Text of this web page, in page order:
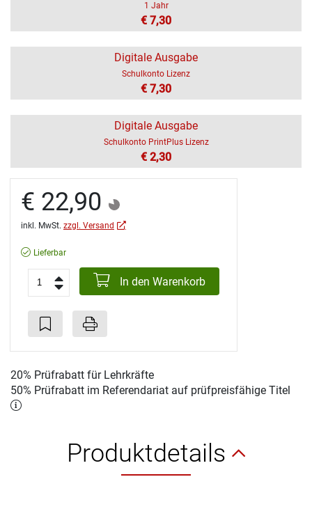
1 Jahr
€ 7,30
Digitale Ausgabe
Schulkonto Lizenz
€ 7,30
Digitale Ausgabe
Schulkonto PrintPlus Lizenz
€ 2,30
€ 22,90
inkl. MwSt. zzgl. Versand
Lieferbar
In den Warenkorb
20% Prüfrabatt für Lehrkräfte
50% Prüfrabatt im Referendariat auf prüfpreisfähige Titel
Produktdetails